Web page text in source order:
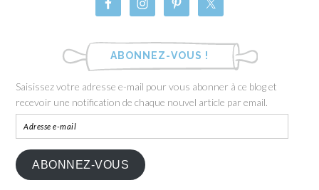
ABONNEZ-VOUS !
Saisissez votre adresse e-mail pour vous abonner à ce blog et
recevoir une notification de chaque nouvel article par email.
ABONNEZ-VOUS